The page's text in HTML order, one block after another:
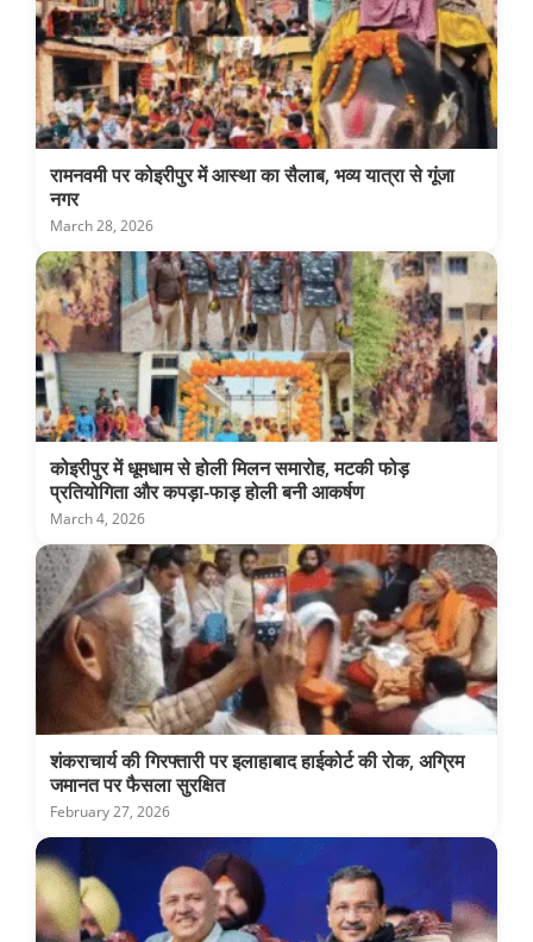
रामनवमी पर कोइरीपुर में आस्था का सैलाब, भव्य यात्रा से गूंजा
नगर
March 28, 2026
कोइरीपुर में धूमधाम से होली मिलन समारोह, मटकी फोड़
प्रतियोगिता और कपड़ा-फाड़ होली बनी आकर्षण
March 4, 2026
शंकराचार्य की गिरफ्तारी पर इलाहाबाद हाईकोर्ट की रोक, अग्रिम
जमानत पर फैसला सुरक्षित
February 27, 2026